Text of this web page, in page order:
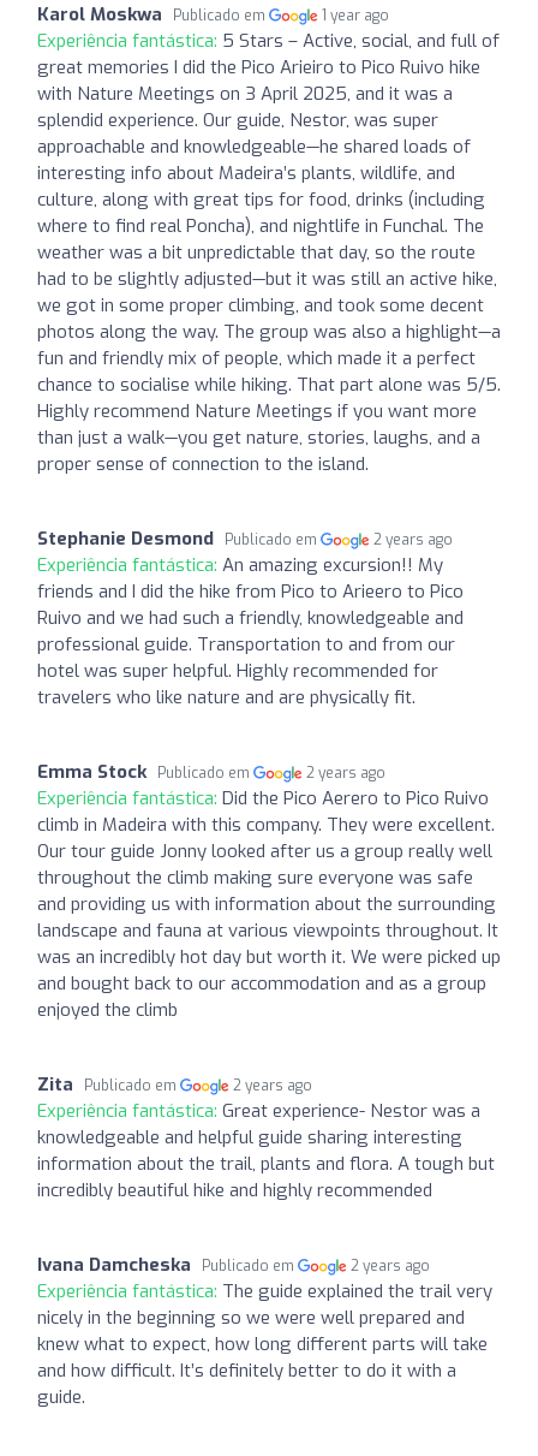
Karol Moskwa Publicado em 1 year ago
Experiência fantástica: 5 Stars – Active, social, and full of
great memories I did the Pico Arieiro to Pico Ruivo hike
with Nature Meetings on 3 April 2025, and it was a
splendid experience. Our guide, Nestor, was super
approachable and knowledgeable—he shared loads of
interesting info about Madeira’s plants, wildlife, and
culture, along with great tips for food, drinks (including
where to find real Poncha), and nightlife in Funchal. The
weather was a bit unpredictable that day, so the route
had to be slightly adjusted—but it was still an active hike,
we got in some proper climbing, and took some decent
photos along the way. The group was also a highlight—a
fun and friendly mix of people, which made it a perfect
chance to socialise while hiking. That part alone was 5/5.
Highly recommend Nature Meetings if you want more
than just a walk—you get nature, stories, laughs, and a
proper sense of connection to the island.
Stephanie Desmond Publicado em 2 years ago
Experiência fantástica: An amazing excursion!! My
friends and I did the hike from Pico to Arieero to Pico
Ruivo and we had such a friendly, knowledgeable and
professional guide. Transportation to and from our
hotel was super helpful. Highly recommended for
travelers who like nature and are physically fit.
Emma Stock Publicado em 2 years ago
Experiência fantástica: Did the Pico Aerero to Pico Ruivo
climb in Madeira with this company. They were excellent.
Our tour guide Jonny looked after us a group really well
throughout the climb making sure everyone was safe
and providing us with information about the surrounding
landscape and fauna at various viewpoints throughout. It
was an incredibly hot day but worth it. We were picked up
and bought back to our accommodation and as a group
enjoyed the climb
Zita Publicado em 2 years ago
Experiência fantástica: Great experience- Nestor was a
knowledgeable and helpful guide sharing interesting
information about the trail, plants and flora. A tough but
incredibly beautiful hike and highly recommended
Ivana Damcheska Publicado em 2 years ago
Experiência fantástica: The guide explained the trail very
nicely in the beginning so we were well prepared and
knew what to expect, how long different parts will take
and how difficult. It’s definitely better to do it with a
guide.